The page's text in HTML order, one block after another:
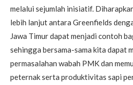
melalui sejumlah inisiatif.
lebih lanjut antara Greenfields
Jawa Timur dapat menjadi contoh
sehingga bersama-sama kita dapat
permasalahan wabah PMK dan
peternak serta produktivitas sapi